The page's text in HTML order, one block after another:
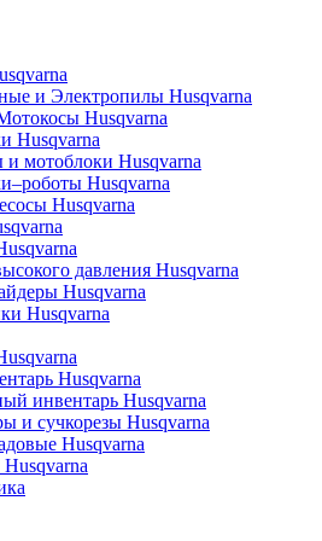
и Электропилы Нusqvarna
Нusqvarna
Husqvarna
и мотоблоки Husqvarna
Husqvarna
Husqvarna
давления Husqvarna
Husqvarna
Husqvarna
Husqvarna
инвентарь Husqvarna
и сучкорезы Husqvarna
Husqvarna